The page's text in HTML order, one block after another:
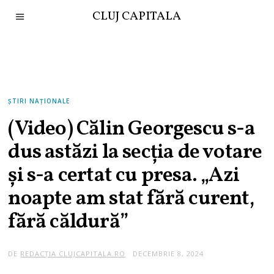
CLUJ CAPITALA
ȘTIRI NAȚIONALE
(Video) Călin Georgescu s-a
dus astăzi la secția de votare
și s-a certat cu presa. „Azi
noapte am stat fără curent,
fără căldură”
DE REDACȚIA CLUJCAPITALA.RO DECEMBRIE 8, 2024